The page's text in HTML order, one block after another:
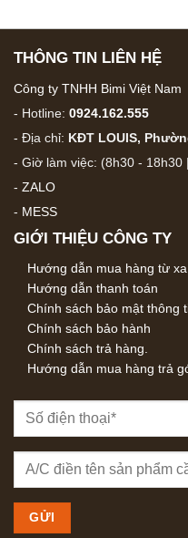
THÔNG TIN LIÊN HỆ
Công ty TNHH Bimi Việt Nam
- Hotline: 0924.162.555
- Địa chỉ: KĐT LOUIS,
- Giờ làm việc: (8h30 - 18h30
- ZALO
- MESS
GIỚI THIỆU CÔNG TY
Hướng dẫn mua hàng từ xa
Hướng dẫn thanh toán
Chính sách bảo mật thông
Chính sách bảo hành
Chính sách trả hàng.
Hướng dẫn mua hàng trả